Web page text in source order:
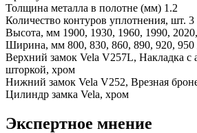
Толщина металла в полотне (мм) 1.2
Количество контуров уплотнения, шт. 3
Высота, мм 1900, 1930, 1960, 1990,
Ширина, мм 800, 830, 860, 890, 920, 950
Верхний замок Vela V257L, Накладка с
шторкой, хром
Нижний замок Vela V252, Врезная
Цилиндр замка Vela, хром
Экспертное мнение